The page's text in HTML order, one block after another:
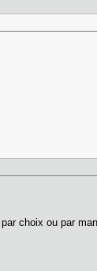
choix ou par